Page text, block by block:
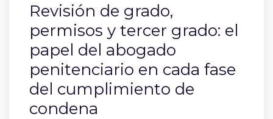
Revisión de grado,
permisos y tercer grado: el
papel del abogado
penitenciario en cada fase
del cumplimiento de
condena